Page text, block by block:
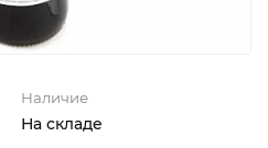
Наличие
На складе